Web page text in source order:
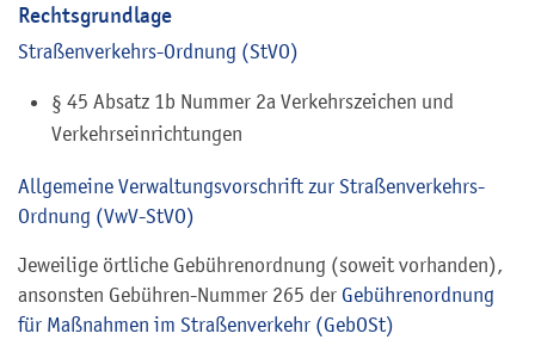
Rechtsgrundlage
Straßenverkehrs-Ordnung (StVO)
§ 45 Absatz 1b Nummer 2a Verkehrszeichen und
Verkehrseinrichtungen
Allgemeine Verwaltungsvorschrift zur Straßenverkehrs-
Ordnung (VwV-StVO)
Jeweilige örtliche Gebührenordnung (soweit vorhanden),
ansonsten Gebühren-Nummer 265 der Gebührenordnung
für Maßnahmen im Straßenverkehr (GebOSt)